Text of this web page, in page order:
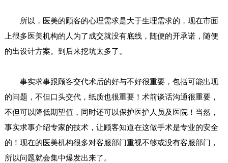
所以，医美的顾客的心理需求是大于生理需求的，现在市面
上很多医美机构的人为了成交就没有底线，随便的开承诺，随便
的出设计方案。到后来挖坑太多了。
事实求事跟顾客交代术后的好与不好很重要，包括可能出现
的问题，不但口头交代，纸质也很重要！术前谈话沟通很重要，
不但可以降低期望值，同时还可以保护医护人员及医院！当然，
事实求事介绍专家的技术，让顾客知道在这做手术是专业的安全
的！现在的医美机构很多对客服部门重视不够或没有客服部门，
所以问题就会集中爆发出来了。